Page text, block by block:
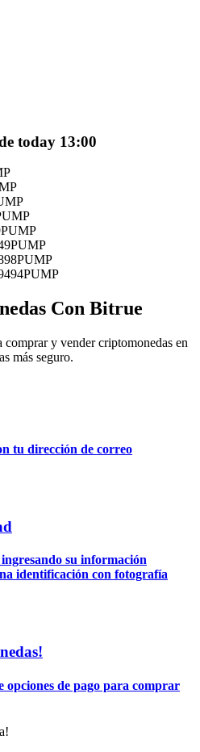
Copia
y comisiones de copy trading
información comercial, etc.
rentable
today 13:00
PUMP
PUMP
PUMP
PUMP
Con Bitrue
comprar y vender criptomonedas en
más seguro.
tu dirección de correo
su información
identificación con fotografía
opciones de pago para comprar